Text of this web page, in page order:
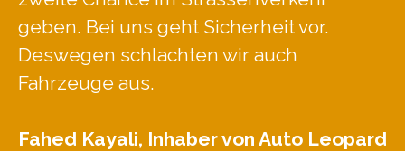
geben. Bei uns geht Sicherheit vor.
Deswegen schlachten wir auch
Fahrzeuge aus.
Fahed Kayali, Inhaber von Auto Leopard